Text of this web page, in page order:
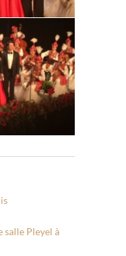
salle Pleyel à